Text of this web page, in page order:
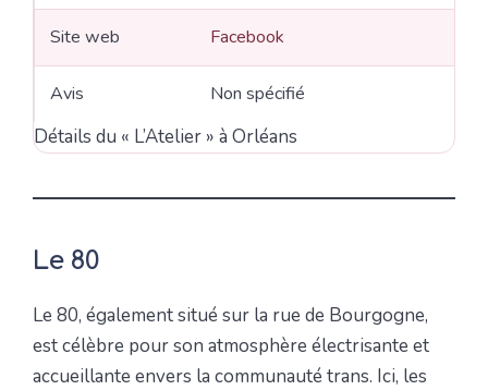
Site web Facebook
Avis Non spécifié
Détails du « L’Atelier » à Orléans
Le 80
Le 80, également situé sur la rue de Bourgogne,
est célèbre pour son atmosphère électrisante et
accueillante envers la communauté trans. Ici, les